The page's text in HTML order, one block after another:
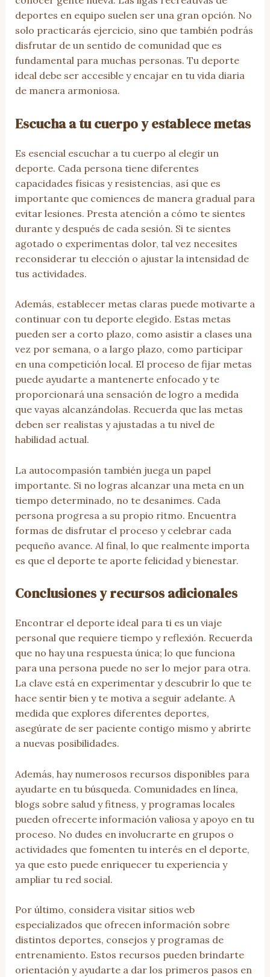
deportes en equipo suelen ser una gran opción. No
solo practicarás ejercicio, sino que también podrás
disfrutar de un sentido de comunidad que es
fundamental para muchas personas. Tu deporte
ideal debe ser accesible y encajar en tu vida diaria
de manera armoniosa.
Escucha a tu cuerpo y establece metas
Es esencial escuchar a tu cuerpo al elegir un
deporte. Cada persona tiene diferentes
capacidades físicas y resistencias, así que es
importante que comiences de manera gradual para
evitar lesiones. Presta atención a cómo te sientes
durante y después de cada sesión. Si te sientes
agotado o experimentas dolor, tal vez necesites
reconsiderar tu elección o ajustar la intensidad de
tus actividades.
Además, establecer metas claras puede motivarte a
continuar con tu deporte elegido. Estas metas
pueden ser a corto plazo, como asistir a clases una
vez por semana, o a largo plazo, como participar
en una competición local. El proceso de fijar metas
puede ayudarte a mantenerte enfocado y te
proporcionará una sensación de logro a medida
que vayas alcanzándolas. Recuerda que las metas
deben ser realistas y ajustadas a tu nivel de
habilidad actual.
La autocompasión también juega un papel
importante. Si no logras alcanzar una meta en un
tiempo determinado, no te desanimes. Cada
persona progresa a su propio ritmo. Encuentra
formas de disfrutar el proceso y celebrar cada
pequeño avance. Al final, lo que realmente importa
es que el deporte te aporte felicidad y bienestar.
Conclusiones y recursos adicionales
Encontrar el deporte ideal para ti es un viaje
personal que requiere tiempo y reflexión. Recuerda
que no hay una respuesta única; lo que funciona
para una persona puede no ser lo mejor para otra.
La clave está en experimentar y descubrir lo que te
hace sentir bien y te motiva a seguir adelante. A
medida que explores diferentes deportes,
asegúrate de ser paciente contigo mismo y abrirte
a nuevas posibilidades.
Además, hay numerosos recursos disponibles para
ayudarte en tu búsqueda. Comunidades en línea,
blogs sobre salud y fitness, y programas locales
pueden ofrecerte información valiosa y apoyo en tu
proceso. No dudes en involucrarte en grupos o
actividades que fomenten tu interés en el deporte,
ya que esto puede enriquecer tu experiencia y
ampliar tu red social.
Por último, considera visitar sitios web
especializados que ofrecen información sobre
distintos deportes, consejos y programas de
entrenamiento. Estos recursos pueden brindarte
orientación y ayudarte a dar los primeros pasos en